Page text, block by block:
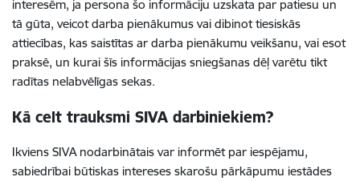
interesēm, ja persona šo informāciju uzskata par patiesu un
tā gūta, veicot darba pienākumus vai dibinot tiesiskās
attiecības, kas saistītas ar darba pienākumu veikšanu, vai esot
praksē, un kurai šīs informācijas sniegšanas dēļ varētu tikt
radītas nelabvēlīgas sekas.
Kā celt trauksmi SIVA darbiniekiem?
Ikviens SIVA nodarbinātais var informēt par iespējamu,
sabiedrībai būtiskas intereses skarošu pārkāpumu iestādes